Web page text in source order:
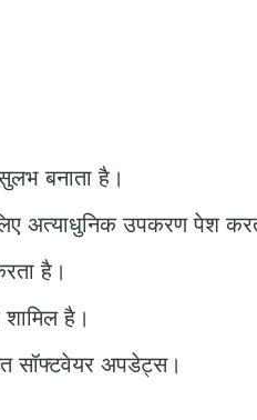
बनाता है।
अत्याधुनिक उपकरण पेश
है।
है।
सॉफ्टवेयर अपडेट्स।